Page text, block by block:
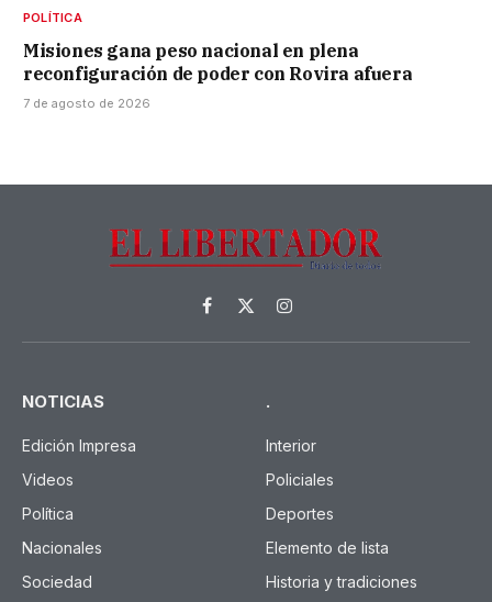
POLÍTICA
Misiones gana peso nacional en plena
reconfiguración de poder con Rovira afuera
7 de agosto de 2026
Facebook
X
(Twitter)
Instagram
NOTICIAS
Edición Impresa
Videos
Política
Nacionales
Sociedad
.
Interior
Policiales
Deportes
Elemento de lista
Historia y tradiciones